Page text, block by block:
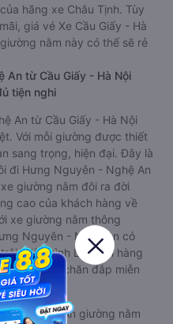
hãng xe Châu Tịnh. Tùy
giá vé Xe Cầu Giấy - Hà
nằm này có thể sẽ rẻ
An từ Cầu Giấy - Hà Nội
tiện nghi
An từ Cầu Giấy - Hà Nội
Với mỗi giường được thiết
sang trọng, hiện đại. Đây là
đi Hưng Nguyên - Nghệ An
giường nằm đôi ra đời
cao của khách hàng về
xe giường nằm thông
Nguyên - Nghệ An có
Màn hình LCD với hàng
uống và chăn đắp miễn
trình.
- Nghệ An giường nằm